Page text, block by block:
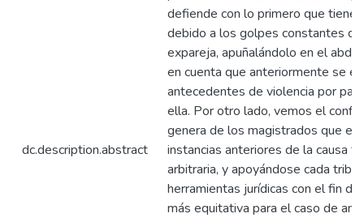
dc.description.abstract
defiende con lo primero que tiene
debido a los golpes constantes
expareja, apuñalándolo en el
en cuenta que anteriormente se
antecedentes de violencia por
ella. Por otro lado, vemos el
genera de los magistrados que
instancias anteriores de la causa
arbitraria, y apoyándose cada
herramientas jurídicas con el fin
más equitativa para el caso de